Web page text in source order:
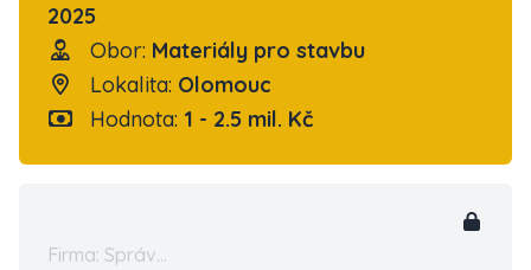
2025
Obor: Materiály pro stavbu
Lokalita: Olomouc
Hodnota: 1 - 2.5 mil. Kč
Firma: Správ...